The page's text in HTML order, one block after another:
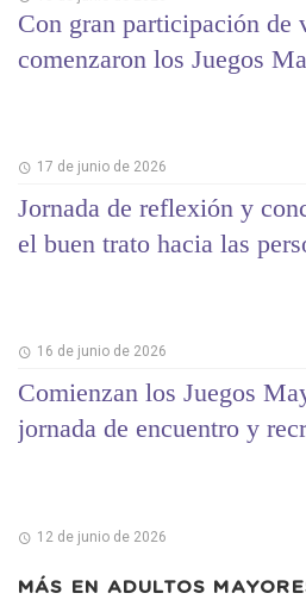
Con gran participación de
comenzaron los Juegos
17 de junio de 2026
Jornada de reflexión y
el buen trato hacia las
16 de junio de 2026
Comienzan los Juegos
jornada de encuentro y
12 de junio de 2026
MÁS EN ADULTOS